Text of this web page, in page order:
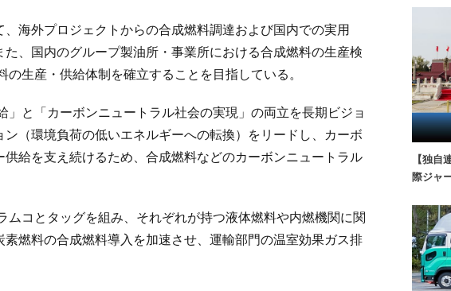
海外プロジェクトからの合成燃料調達および国内での実用
、国内のグループ製油所・事業所における合成燃料の生産検
生産・供給体制を確立することを目指している。
」と「カーボンニュートラル社会の実現」の両立を長期ビジョ
（環境負荷の低いエネルギーへの転換）をリードし、カーボ
給を支え続けるため、合成燃料などのカーボンニュートラル
ムコとタッグを組み、それぞれが持つ液体燃料や内燃機関に関
燃料の合成燃料導入を加速させ、運輸部門の温室効果ガス排
【独
際ジャ